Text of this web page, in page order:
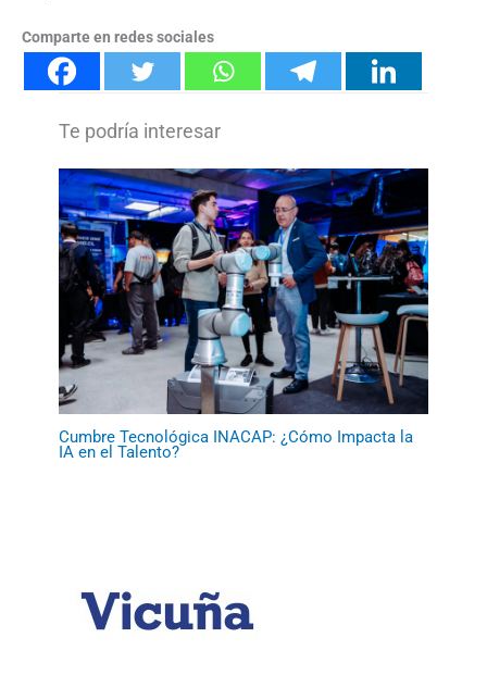
Comparte en redes sociales
Cumbre Tecnológica INACAP: ¿Cómo Impacta la
IA en el Talento?